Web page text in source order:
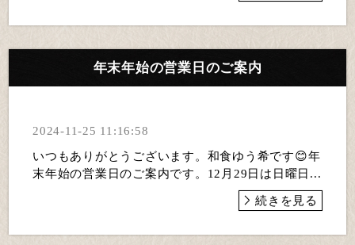
年末年始の営業日のご案内
2024-11-25 11:16:58
いつもありがとうございます。和食ゆう希です😊年
末年始の営業日のご案内です。12月29日は日曜日...
続きを見る